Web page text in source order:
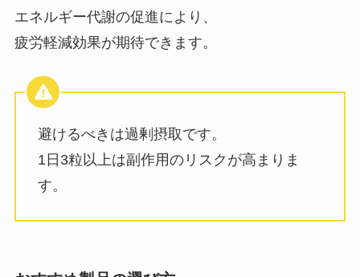
エネルギー代謝の促進により、
疲労軽減効果が期待できます。
避けるべきは過剰摂取です。
1日3粒以上は副作用のリスクが高まりま
す。